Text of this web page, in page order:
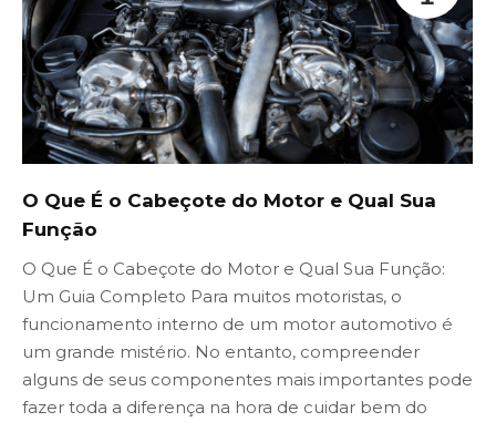
O Que É o Cabeçote do Motor e Qual Sua
Função
O Que É o Cabeçote do Motor e Qual Sua Função:
Um Guia Completo Para muitos motoristas, o
funcionamento interno de um motor automotivo é
um grande mistério. No entanto, compreender
alguns de seus componentes mais importantes pode
fazer toda a diferença na hora de cuidar bem do